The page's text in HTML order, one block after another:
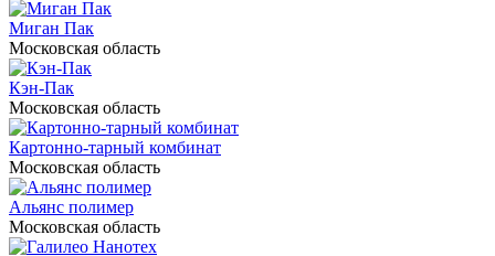
Миган Пак
Московская область
Кэн-Пак
Московская область
Картонно-тарный комбинат
Московская область
Альянс полимер
Московская область